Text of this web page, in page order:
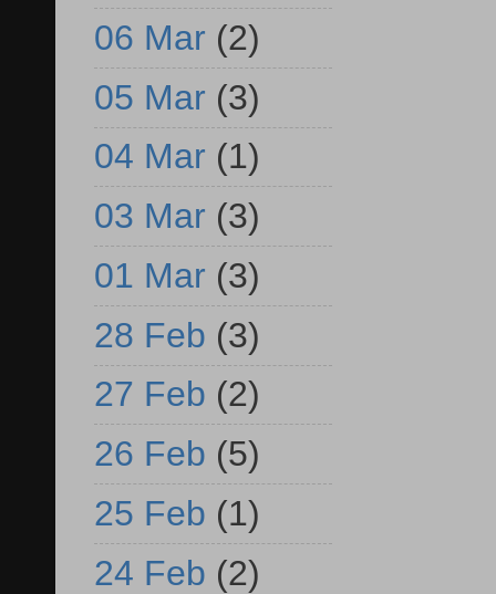
06 Mar (2)
05 Mar (3)
04 Mar (1)
03 Mar (3)
01 Mar (3)
28 Feb (3)
27 Feb (2)
26 Feb (5)
25 Feb (1)
24 Feb (2)